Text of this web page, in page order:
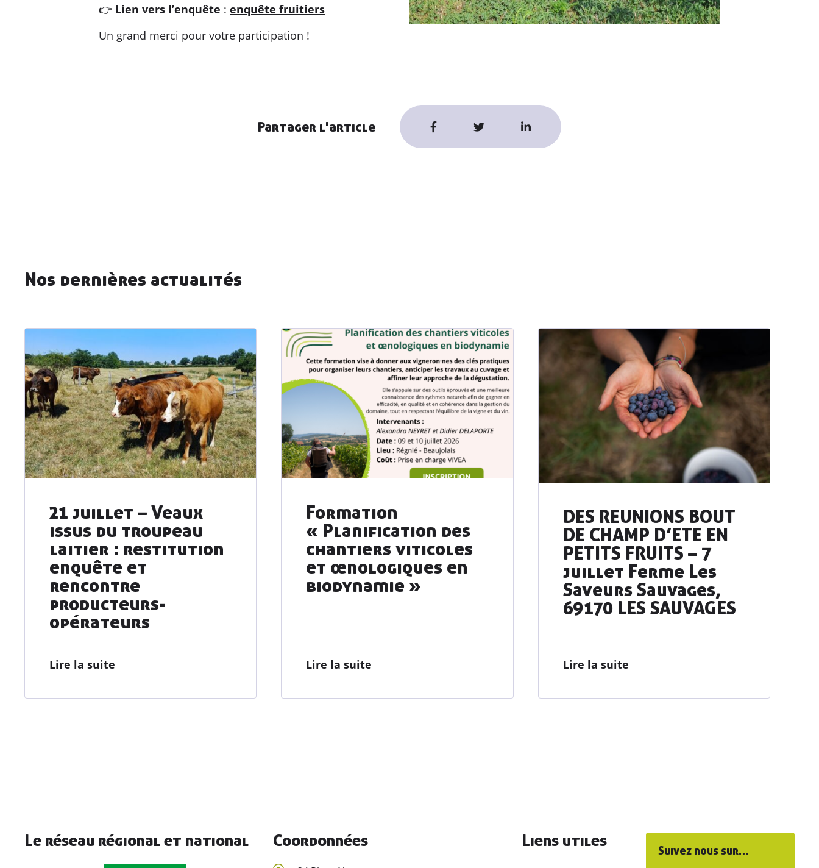
👉 Lien vers l’enquête : enquête fruitiers
Un grand merci pour votre participation !
Partager l'article
Nos dernières actualités
21 juillet – Veaux
issus du troupeau
laitier : restitution
enquête et
rencontre
producteurs-
opérateurs
Lire la suite
Formation
« Planification des
chantiers viticoles
et œnologiques en
biodynamie »
Lire la suite
DES REUNIONS BOUT
DE CHAMP D’ETE EN
PETITS FRUITS – 7
juillet Ferme Les
Saveurs Sauvages,
69170 LES SAUVAGES
Lire la suite
Le réseau régional et national Coordonnées Liens utiles
Suivez nous sur…